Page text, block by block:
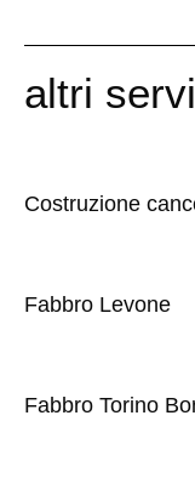
altri
Costruzione
Fabbro Levone
Fabbro Torino